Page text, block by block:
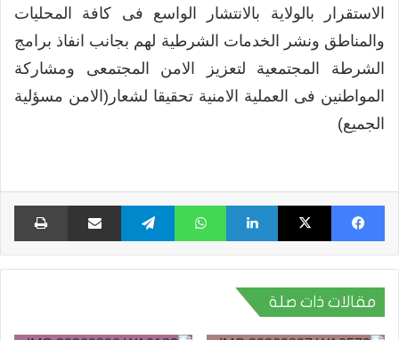
الاستقرار بالولاية بالانتشار الواسع فى كافة المحليات
والمناطق ونشر الخدمات الشرطية لهم بجانب انفاذ برامج
الشرطة المجتمعية لتعزيز الامن المجتمعى ومشاركة
المواطنين فى العملية الامنية تحقيقا لشعار(الامن مسؤلية
الجميع)
فيسبوك X لينكدإن واتساب تيلقرام مشاركة عبر البريد
مقالات ذات صلة